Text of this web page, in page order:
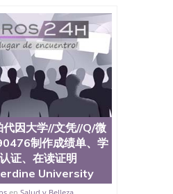
代因大学//文凭//Q/微
制作成绩单、学
证、在读证明
University